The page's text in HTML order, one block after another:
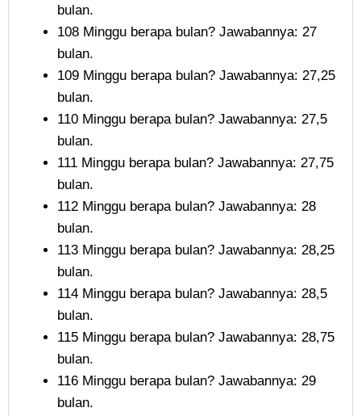
bulan.
108 Minggu berapa bulan? Jawabannya: 27
bulan.
109 Minggu berapa bulan? Jawabannya: 27,25
bulan.
110 Minggu berapa bulan? Jawabannya: 27,5
bulan.
111 Minggu berapa bulan? Jawabannya: 27,75
bulan.
112 Minggu berapa bulan? Jawabannya: 28
bulan.
113 Minggu berapa bulan? Jawabannya: 28,25
bulan.
114 Minggu berapa bulan? Jawabannya: 28,5
bulan.
115 Minggu berapa bulan? Jawabannya: 28,75
bulan.
116 Minggu berapa bulan? Jawabannya: 29
bulan.